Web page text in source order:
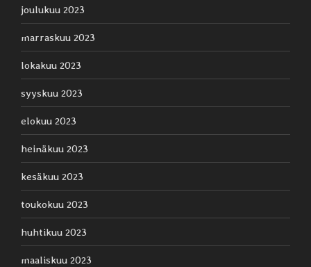
joulukuu 2023
marraskuu 2023
lokakuu 2023
syyskuu 2023
elokuu 2023
heinäkuu 2023
kesäkuu 2023
toukokuu 2023
huhtikuu 2023
maaliskuu 2023